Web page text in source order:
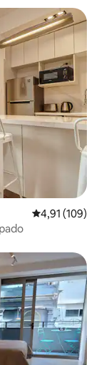
4,91 de uma
4,91 (109)